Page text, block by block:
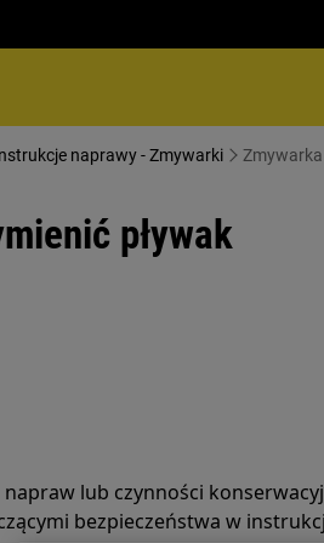
naprawy - Zmywarki
pływak
lub czynności
bezpieczeństwa w